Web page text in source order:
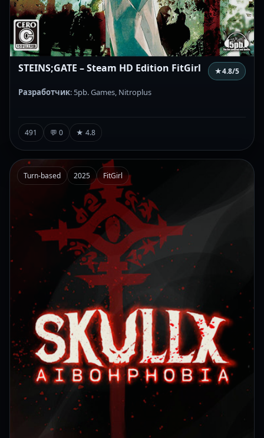
STEINS;GATE – Steam HD Edition FitGirl ★4.8/5
Разработчик: 5pb. Games, Nitroplus
491 💬 0 ★ 4.8
Turn-based 2025 FitGirl